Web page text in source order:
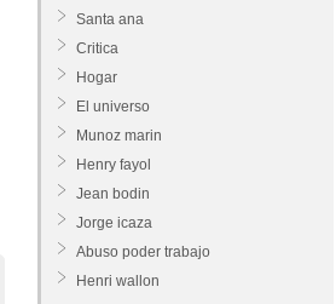
Santa ana
Critica
Hogar
El universo
Munoz marin
Henry fayol
Jean bodin
Jorge icaza
Abuso poder trabajo
Henri wallon